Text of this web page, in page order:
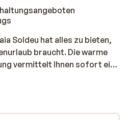
Soldeu hat alles zu bieten,
braucht. Die warme
vermittelt Ihnen sofort ein
die Lage ist ein Pluspunkt: Es
können Sie sich im
entspannen und sich bei